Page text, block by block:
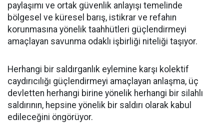
paylaşımı ve ortak güvenlik anlayışı temelinde
bölgesel ve küresel barış, istikrar ve refahın
korunmasına yönelik taahhütleri güçlendirmeyi
amaçlayan savunma odaklı işbirliği niteliği taşıyor.
Herhangi bir saldırganlık eylemine karşı kolektif
caydırıcılığı güçlendirmeyi amaçlayan anlaşma, üç
devletten herhangi birine yönelik herhangi bir silahlı
saldırının, hepsine yönelik bir saldırı olarak kabul
edileceğini öngörüyor.